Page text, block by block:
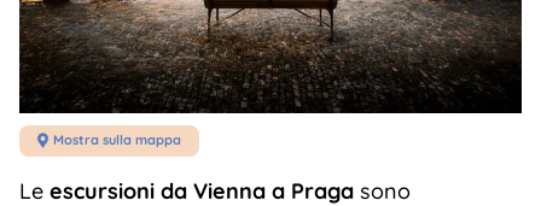
 Mostra sulla mappa
Le escursioni da Vienna a Pragasono